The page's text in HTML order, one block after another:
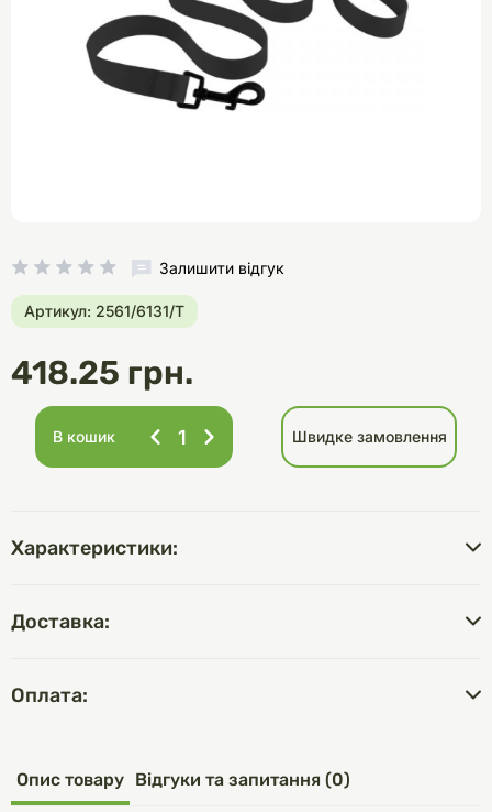
Залишити відгук
Артикул: 2561/6131/Т
418.25 грн.
В кошик Швидке замовлення
Характеристики:
Доставка:
Оплата:
Опис товару Відгуки та запитання (0)